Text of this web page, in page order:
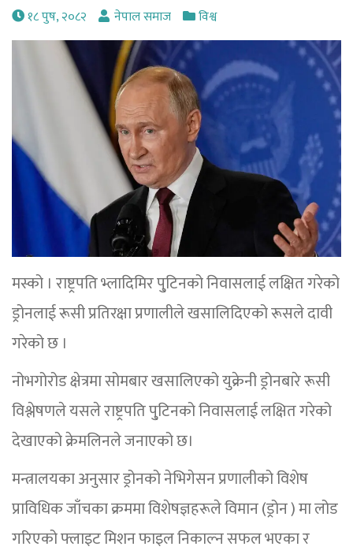
१८ पुष, २०८२ नेपाल समाज विश्व
मस्को । राष्ट्रपति भ्लादिमिर पु्टिनको निवासलाई लक्षित गरेको
ड्रोनलाई रूसी प्रतिरक्षा प्रणालीले खसालिदिएको रूसले दावी
गरेको छ ।
नोभगोरोड क्षेत्रमा सोमबार खसालिएको युक्रेनी ड्रोनबारे रूसी
विश्लेषणले यसले राष्ट्रपति पु्टिनको निवासलाई लक्षित गरेको
देखाएको क्रेमलिनले जनाएको छ।
मन्त्रालयका अनुसार ड्रोनको नेभिगेसन प्रणालीको विशेष
प्राविधिक जाँचका क्रममा विशेषज्ञहरूले विमान (ड्रोन ) मा लोड
गरिएको फ्लाइट मिशन फाइल निकाल्न सफल भएका र